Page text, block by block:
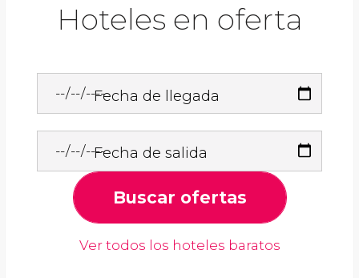
Hoteles en oferta
Fecha de llegada
Fecha de salida
Buscar ofertas
Ver todos los hoteles baratos